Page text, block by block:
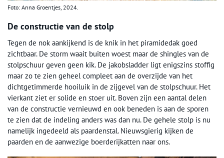
Foto: Anna Groentjes, 2024.
De constructie van de stolp
Tegen de nok aankijkend is de knik in het piramidedak goed
zichtbaar. De storm waait buiten woest maar de shingles van de
stolpschuur geven geen kik. De jakobsladder ligt enigszins stoffig
maar zo te zien geheel compleet aan de overzijde van het
dichtgetimmerde hooiluik in de zijgevel van de stolpschuur. Het
vierkant ziet er solide en stoer uit. Boven zijn een aantal delen
van de constructie vernieuwd en ook beneden is aan de sporen
te zien dat de indeling anders was dan nu. De gehele stolp is nu
namelijk ingedeeld als paardenstal. Nieuwsgierig kijken de
paarden en de aanwezige boerderijkatten naar ons.